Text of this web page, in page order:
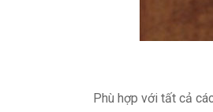
Phù hợp với tất cả